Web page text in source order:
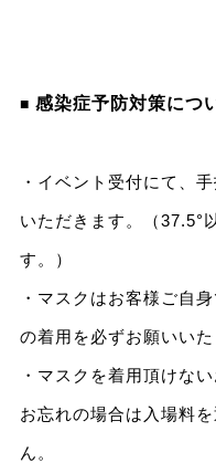
■ 感染症予防対策につ
・イベント受付にて、
いただきます。（37.5°
す。）
・マスクはお客様ご自
の着用を必ずお願いいた
・マスクを着用頂けな
お忘れの場合は入場料
ん。